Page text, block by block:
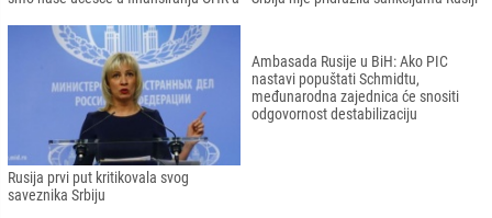
podrugljiv odnos prema našim
sugrađanima neće proći odgovora"